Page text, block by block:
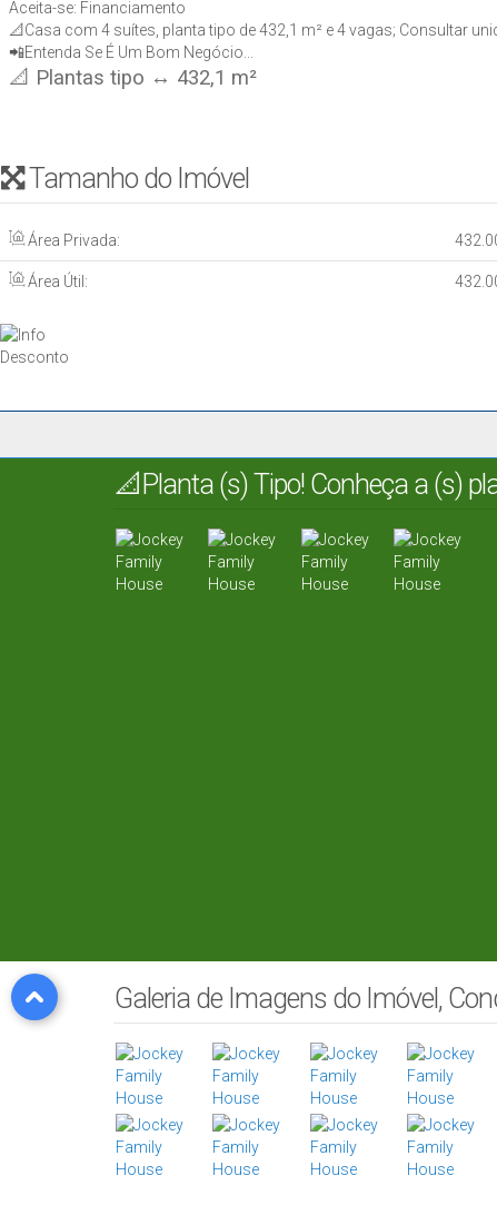
Aceita-se: Financiamento
📐Casa com 4 suítes, planta tipo de 432,1 m² e 4 vagas; Consultar
📲Entenda Se É Um Bom Negócio...
📐 Plantas tipo ↔ 432,1 m²
Tamanho do Imóvel
Área Privada: 432
Área Útil: 432
📐Planta (s) Tipo! Conheça a (s)
Galeria de Imagens do Imóvel,